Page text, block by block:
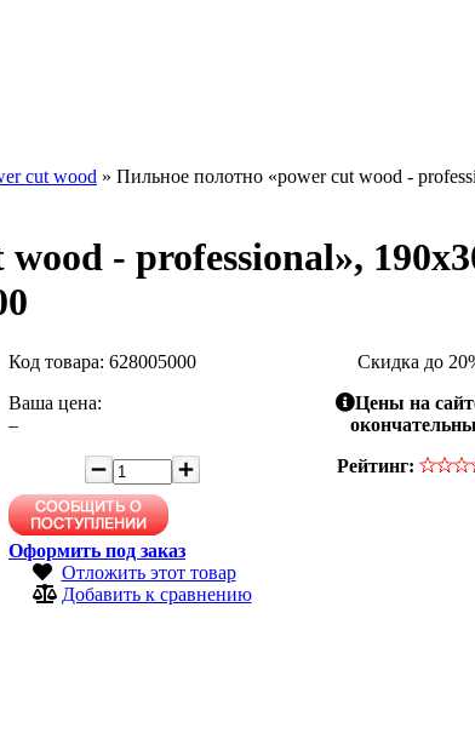
cut wood » Пильное полотно «power cut wood -
- professional»,
Код товара: 628005000
Ваша цена:
–
Оформить под заказ
Отложить этот товар
Добавить к сравнению
Скидка до
Цены на
Рейтинг: